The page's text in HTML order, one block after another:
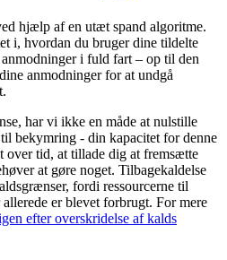
hjælp af en utæt spand algoritme.
i, hvordan du bruger dine tildelte
i fuld fart – op til den
anmodninger for at undgå
har vi ikke en måde at nulstille
bekymring - din kapacitet for denne
tid, at tillade dig at fremsætte
at gøre noget. Tilbagekaldelse
fordi ressourcerne til
er blevet forbrugt. For mere
efter overskridelse af kalds